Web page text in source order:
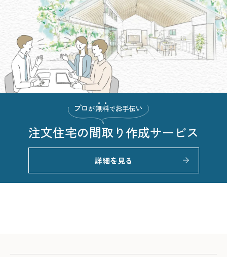
注文住宅の間取り作成サービス
詳細を見る